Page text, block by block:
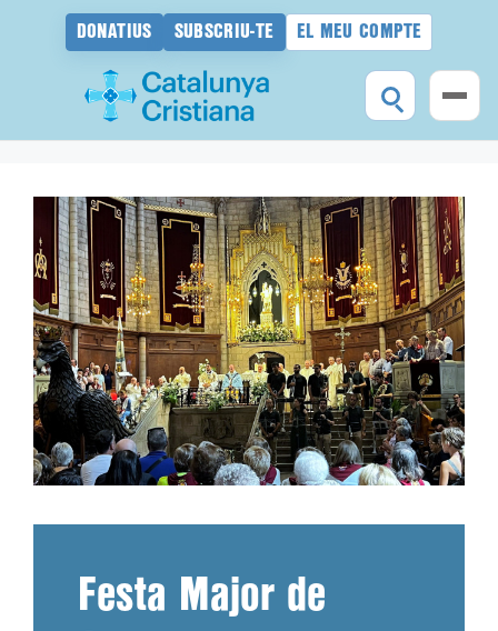
DONATIUS SUBSCRIU-TE EL MEU COMPTE
Festa Major de